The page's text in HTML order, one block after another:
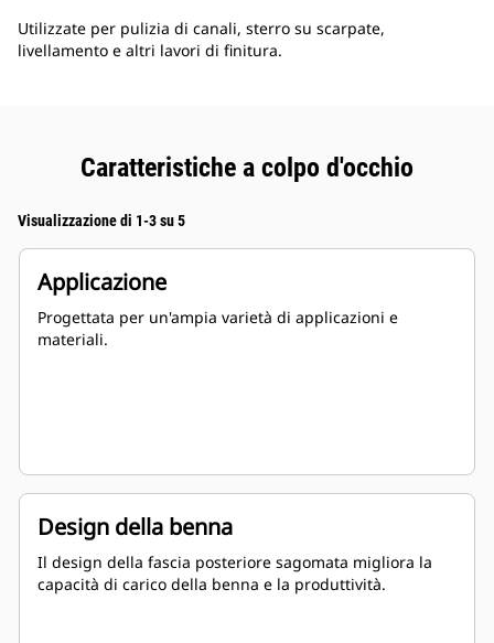
Utilizzate per pulizia di canali, sterro su scarpate,
livellamento e altri lavori di finitura.
Caratteristiche a colpo d'occhio
Visualizzazione di 1-3 su 5
Applicazione
Progettata per un'ampia varietà di applicazioni e
materiali.
Design della benna
Il design della fascia posteriore sagomata migliora la
capacità di carico della benna e la produttività.